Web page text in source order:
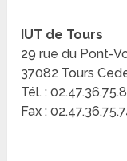
IUT de Tours
29 rue du Pont-
37082 Tours
Tél. :
Fax :